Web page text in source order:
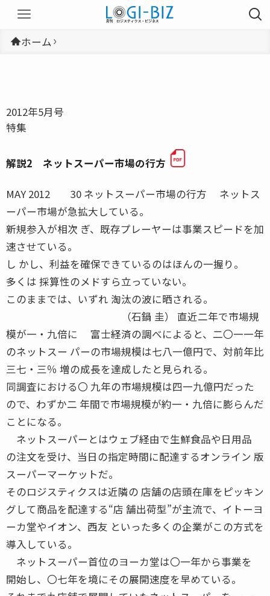
ホーム
2012年5月号
特集
解説2 ネットスーパー市場の行方
MAY 2012 30 ネットスーパー市場の行方 ネットス
ーパー市場が急拡大している。
新規参入が相次 ぎ、既存プレーヤーは事業スピードを加
速させている。
し かし、利益を確保できているのはほんの一握り。
多くは 採算性のメドすら立っていない。
このままでは、いずれ 淘汰の波に晒される。
（石鍋 圭） 直近二年で市場規
模が一・九倍に 富士経済の調べによると、二〇一一年
のネットスー パーの市場規模は七八一億円で、対前年比
三七・三％ 増の成長を達成したと見られる。
同調査における〇 九年の市場規模は四一九億円だった
ので、わずか二 年間で市場規模が約一・九倍に膨らんだ
ことになる。
ネットスーパーとはウェブ経由で生鮮食品や日用品
の注文を受け、当日の指定時間に配達するオンライン 版
スーパーマーケットだ。
そのロジスティクスは近隣の 店舗の店頭在庫をピッキン
グして商品を配達する“店 舗出荷型”が主流で、イトーヨ
ーカ堂やイオン、西友 といった多くの企業がこの方式を
導入している。
ネットスーパー首位のヨーカ堂は〇一年から事業を
開始し、〇七年を境にその展開速度を早めている。